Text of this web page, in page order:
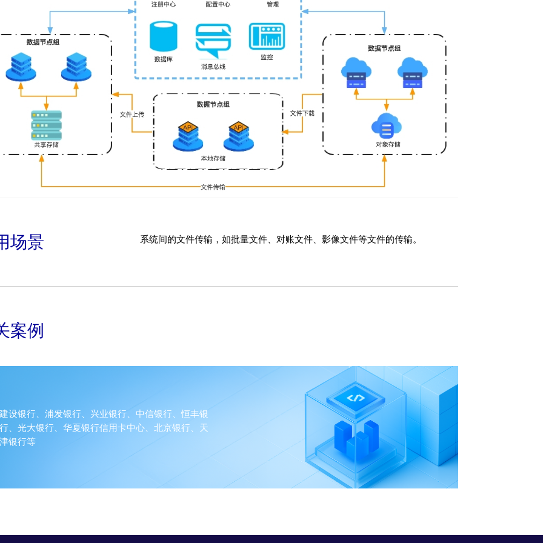
场景 系统间的文件传输，如批量文件、对账文件、影像文件等文件的传输。
案例
建设银行、浦发银行、兴业银行、中信银行、恒丰银
行、光大银行、华夏银行信用卡中心、北京银行、天
津银行等